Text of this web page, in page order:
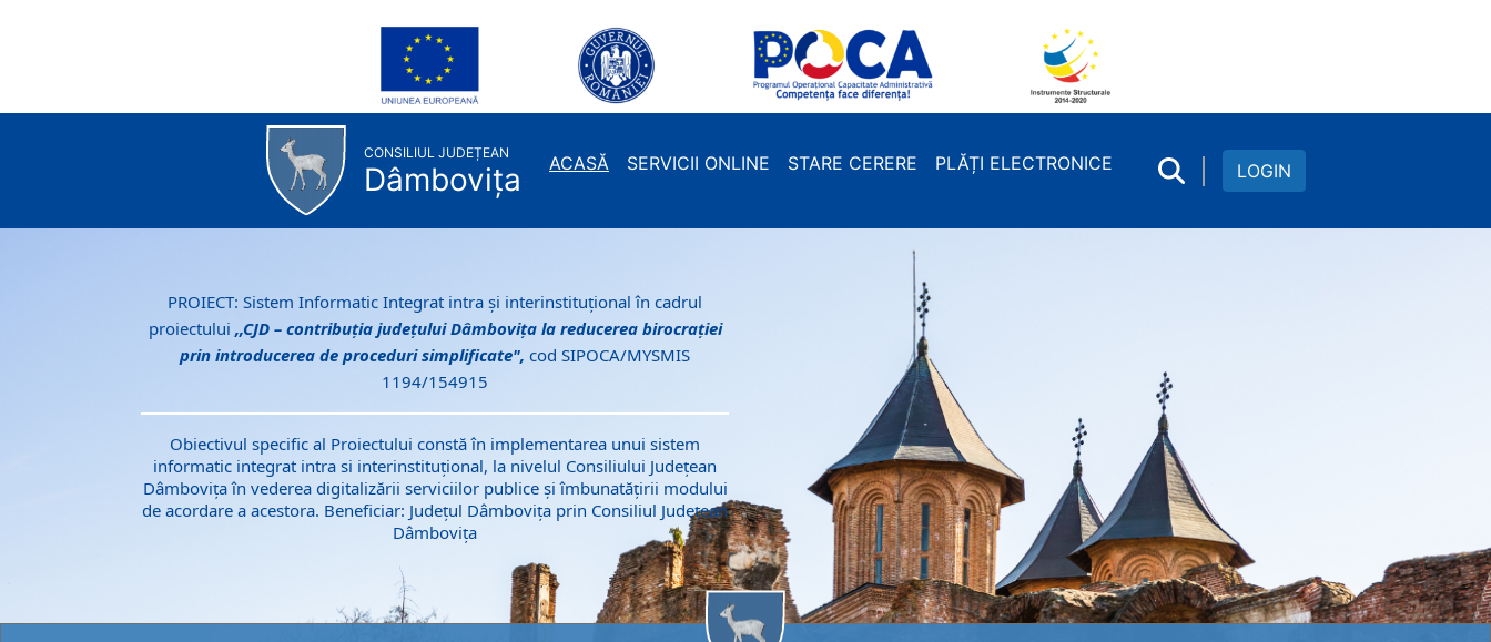
CONSILIUL JUDEȚEAN
Dâmbovița ACASĂ SERVICII ONLINE STARE CERERE PLĂȚI ELECTRONICE LOGIN
PROIECT: Sistem Informatic Integrat intra și interinstituțional în cadrul
proiectului ,,CJD – contribuția județului Dâmbovița la reducerea birocrației
prin introducerea de proceduri simplificate", cod SIPOCA/MYSMIS
1194/154915
Obiectivul specific al Proiectului constă în implementarea unui sistem
informatic integrat intra si interinstituțional, la nivelul Consiliului Județean
Dâmbovița în vederea digitalizării serviciilor publice și îmbunatățirii modului
de acordare a acestora. Beneficiar: Județul Dâmbovița prin Consiliul Județean
Dâmbovița